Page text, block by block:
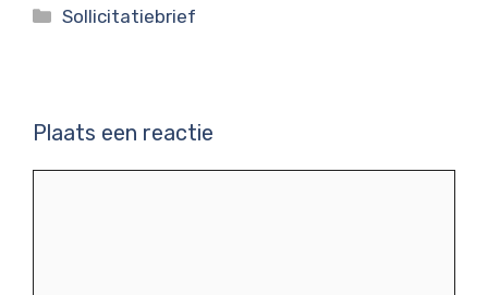
Categorieën
Sollicitatiebrief
Plaats een reactie